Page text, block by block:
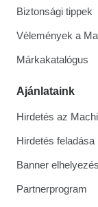
Biztonsági tippek
Vélemények a
Márkakatalógus
Ajánlataink
Hirdetés az
Hirdetés feladása
Banner
Partnerprogram